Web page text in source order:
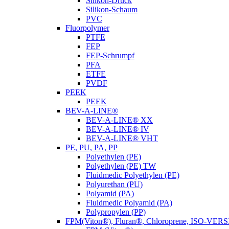
Silikon-Schaum
PVC
Fluorpolymer
PTFE
FEP
FEP-Schrumpf
PFA
ETFE
PVDF
PEEK
PEEK
BEV-A-LINE®
BEV-A-LINE® XX
BEV-A-LINE® IV
BEV-A-LINE® VHT
PE, PU, PA, PP
Polyethylen (PE)
Polyethylen (PE) TW
Fluidmedic Polyethylen (PE)
Polyurethan (PU)
Polyamid (PA)
Fluidmedic Polyamid (PA)
Polypropylen (PP)
FPM(Viton®), Fluran®, Chloroprene, ISO-